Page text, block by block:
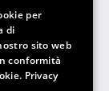
per
di
sito web
conformità
Privacy